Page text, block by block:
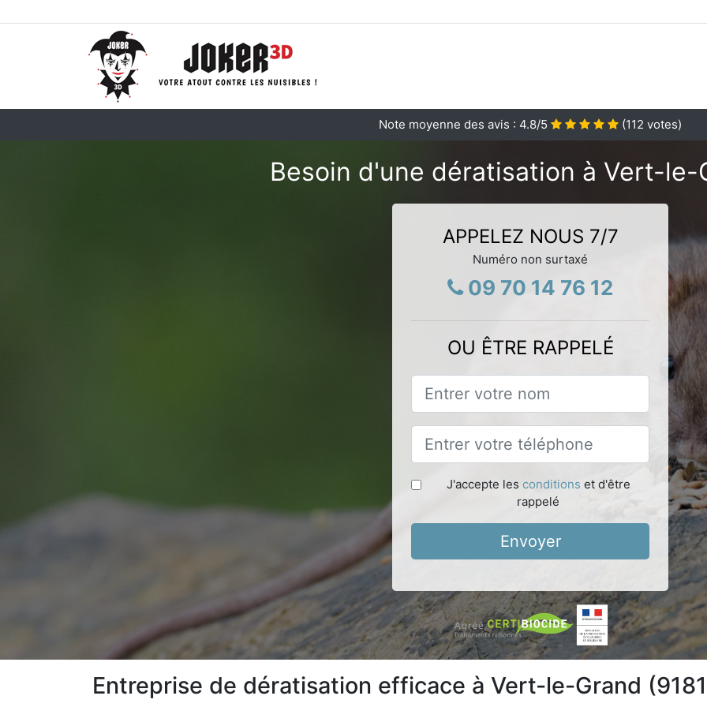
Note moyenne des avis : 4.8/5 (112 votes)
Besoin d'une dératisation à Vert-le-
APPELEZ NOUS 7/7
Numéro non surtaxé
09 70 14 76 12
OU ÊTRE RAPPELÉ
J'accepte les conditions et d'être
rappelé
Envoyer
Entreprise de dératisation efficace à Vert-le-Grand